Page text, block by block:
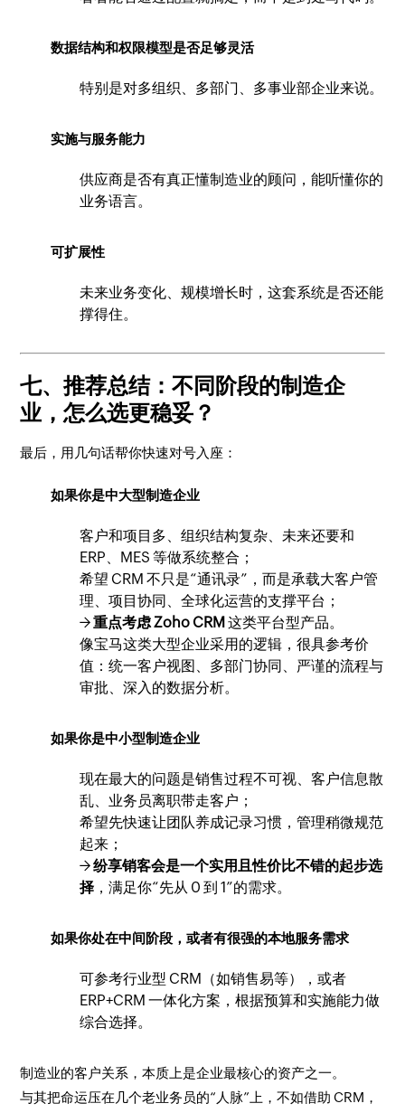
数据结构和权限模型是否足够灵活
特别是对多组织、多部门、多事业部企业来说。
实施与服务能力
供应商是否有真正懂制造业的顾问，能听懂你的
业务语言。
可扩展性
未来业务变化、规模增长时，这套系统是否还能
撑得住。
七、推荐总结：不同阶段的制造企
业，怎么选更稳妥？
最后，用几句话帮你快速对号入座：
如果你是中大型制造企业
客户和项目多、组织结构复杂、未来还要和
ERP、MES 等做系统整合；
希望 CRM 不只是“通讯录”，而是承载大客户管
理、项目协同、全球化运营的支撑平台；
→重点考虑 Zoho CRM 这类平台型产品。
像宝马这类大型企业采用的逻辑，很具参考价
值：统一客户视图、多部门协同、严谨的流程与
审批、深入的数据分析。
如果你是中小型制造企业
现在最大的问题是销售过程不可视、客户信息散
乱、业务员离职带走客户；
希望先快速让团队养成记录习惯，管理稍微规范
起来；
→纷享销客会是一个实用且性价比不错的起步选
择 ，满足你“先从 0 到 1”的需求。
如果你处在中间阶段，或者有很强的本地服务需求
可参考行业型 CRM（如销售易等），或者
ERP+CRM 一体化方案，根据预算和实施能力做
综合选择。
制造业的客户关系，本质上是企业最核心的资产之一。
与其把命运压在几个老业务员的“人脉”上，不如借助 CRM，